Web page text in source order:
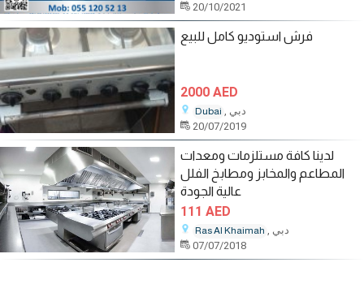
20/10/2021
فرش استوديو كامل للبيع
2000 AED
Dubai
, دبي
20/07/2019
لدينا كافة مستلزمات ومعدات
المطاعم والمخابز ومطابخ الفلل
عالية الجودة
111 AED
Ras Al Khaimah
, دبي
07/07/2018